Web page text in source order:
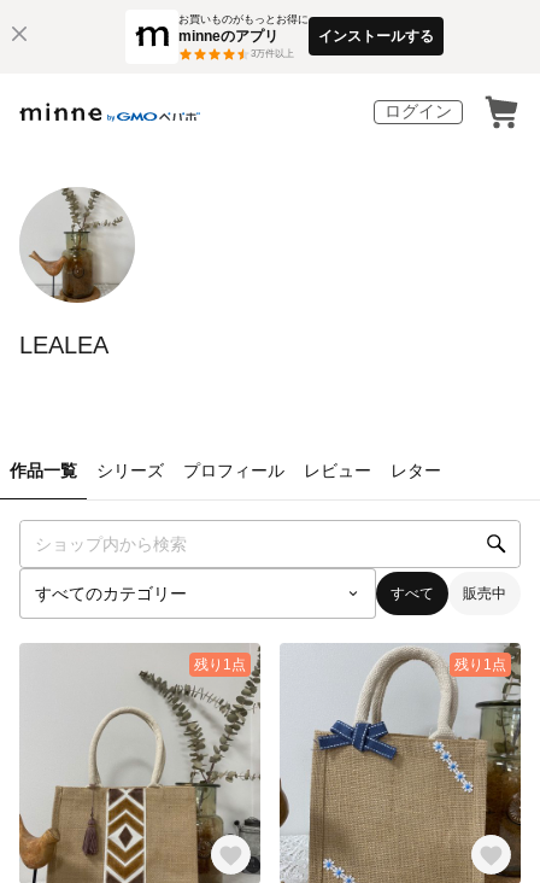
お買いものがもっとお得に
minneのアプリ
3万件以上
インストールする
ログイン
LEALEA
作品一覧 シリーズ プロフィール レビュー レター
すべて 販売中
残り1点 残り1点